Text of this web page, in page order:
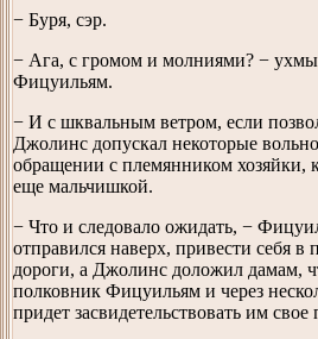
− Буря, сэр.
− Ага, с громом и молниями? −
Фицуильям.
− И с шквальным ветром, если
Джолинс допускал некоторые
обращении с племянником хозяйки,
еще мальчишкой.
− Что и следовало ожидать, −
отправился наверх, привести себя в
дороги, а Джолинс доложил дамам,
полковник Фицуильям и через
придет засвидетельствовать им свое